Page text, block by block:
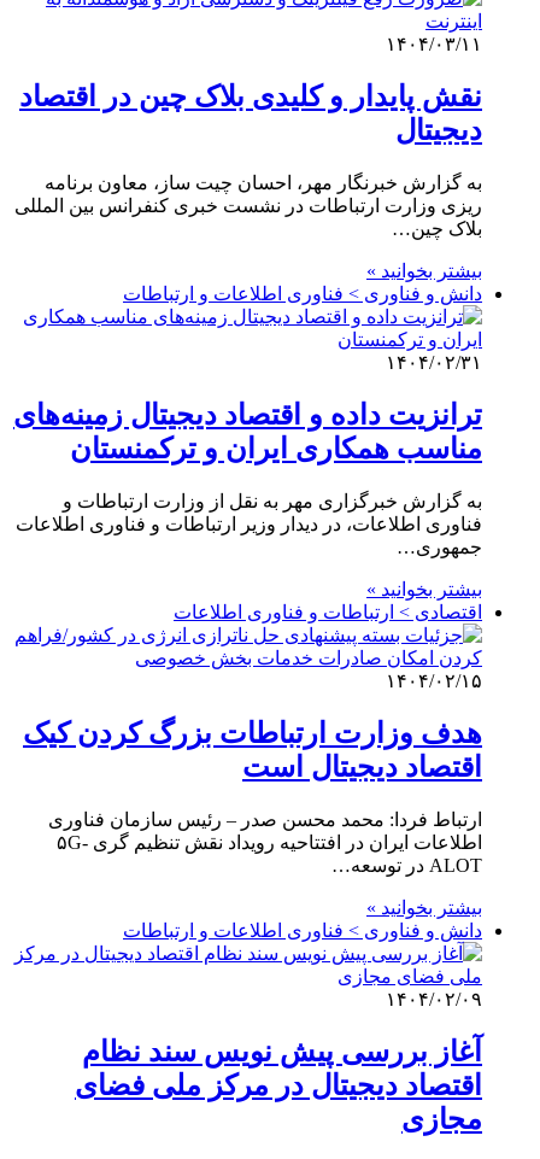
۱۴۰۴/۰۳/۱۱
نقش پایدار و کلیدی بلاک چین در اقتصاد
دیجیتال
به گزارش خبرنگار مهر، احسان چیت ساز، معاون برنامه
ریزی وزارت ارتباطات در نشست خبری کنفرانس بین المللی
بلاک چین…
بیشتر بخوانید »
دانش و فناوری > فناوری اطلاعات و ارتباطات
۱۴۰۴/۰۲/۳۱
ترانزیت داده و اقتصاد دیجیتال زمینه‌های
مناسب همکاری ایران و ترکمنستان
به گزارش خبرگزاری مهر به نقل از وزارت ارتباطات و
فناوری اطلاعات، در دیدار وزیر ارتباطات و فناوری اطلاعات
جمهوری…
بیشتر بخوانید »
اقتصادی > ارتباطات و فناوری اطلاعات
۱۴۰۴/۰۲/۱۵
هدف وزارت ارتباطات بزرگ کردن کیک
اقتصاد دیجیتال است
ارتباط فردا: محمد محسن صدر – رئیس سازمان فناوری
اطلاعات ایران در افتتاحیه رویداد نقش تنظیم گری ۵G-
ALOT در توسعه…
بیشتر بخوانید »
دانش و فناوری > فناوری اطلاعات و ارتباطات
۱۴۰۴/۰۲/۰۹
آغاز بررسی پیش نویس سند نظام
اقتصاد دیجیتال در مرکز ملی فضای
مجازی